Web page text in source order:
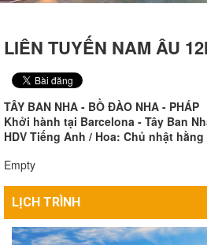
LIÊN TUYẾN NAM ÂU
TÂY BAN NHA - BỒ ĐÀO NHA - PHÁP
Khởi hành tại Barcelona - Tây Ban
HDV Tiếng Anh / Hoa: Chủ nhật
Empty
LỊCH TRÌNH